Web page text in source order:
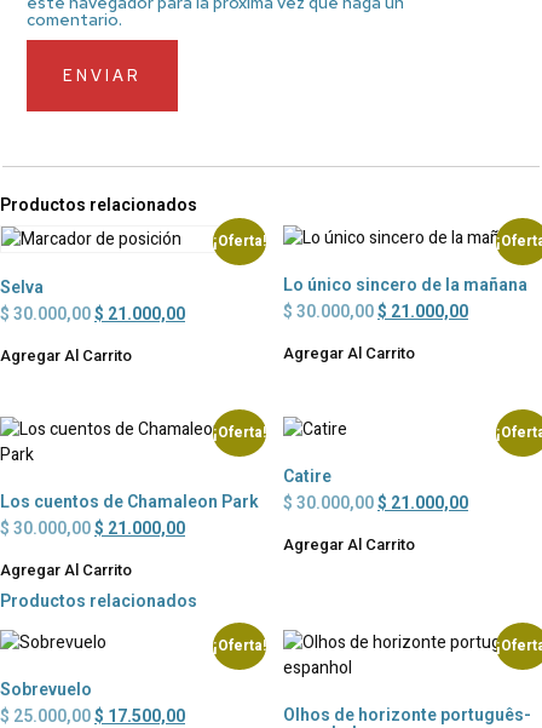
comentario.
Productos relacionados
¡Oferta!
Selva
$ 30.000,00$ 21.000,00
Agregar Al Carrito
Lo único sincero de la mañana
$ 30.000,00$ 21.000,00
Agregar Al Carrito
¡Oferta!
Los cuentos de Chamaleon Park
$ 30.000,00$ 21.000,00
Agregar Al Carrito
Catire
$ 30.000,00$ 21.000,00
Agregar Al Carrito
Productos relacionados
¡Oferta!
Sobrevuelo
$ 25.000,00$ 17.500,00
Olhos de horizonte português-